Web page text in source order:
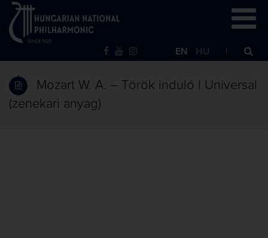
EN HU
Mozart W. A. – Török induló | Universal
(zenekari anyag)